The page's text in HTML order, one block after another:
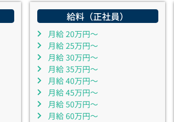
給料（正社員）
月給 20万円～
月給 25万円～
月給 30万円～
月給 35万円～
月給 40万円～
月給 45万円～
月給 50万円～
月給 60万円～